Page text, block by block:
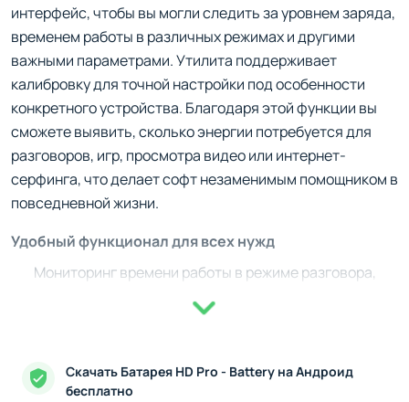
интерфейс, чтобы вы могли следить за уровнем заряда,
временем работы в различных режимах и другими
важными параметрами. Утилита поддерживает
калибровку для точной настройки под особенности
конкретного устройства. Благодаря этой функции вы
сможете выявить, сколько энергии потребуется для
разговоров, игр, просмотра видео или интернет-
серфинга, что делает софт незаменимым помощником в
повседневной жизни.
Удобный функционал для всех нужд
Мониторинг времени работы в режиме разговора,
Поддержку уведомлений о завершении зарядки или
Возможность оценки времени работы батареи при
включении различных модулей, таких как Wi-Fi или
Скачать Батарея HD Pro - Battery на Андроид
бесплатно